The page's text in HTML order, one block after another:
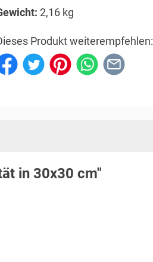
2,16 kg
Produkt weiterempfehlen:
in 30x30 cm"